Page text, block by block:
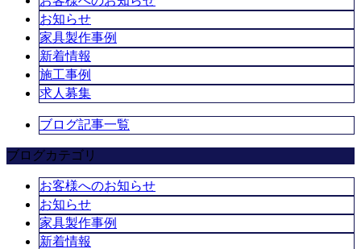
お知らせ
家具製作事例
新着情報
施工事例
求人募集
ブログ記事一覧
ブログカテゴリ
お客様へのお知らせ
お知らせ
家具製作事例
新着情報